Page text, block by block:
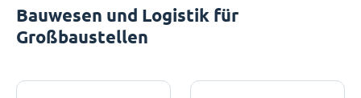
Bauwesen und Logistik für
Großbaustellen